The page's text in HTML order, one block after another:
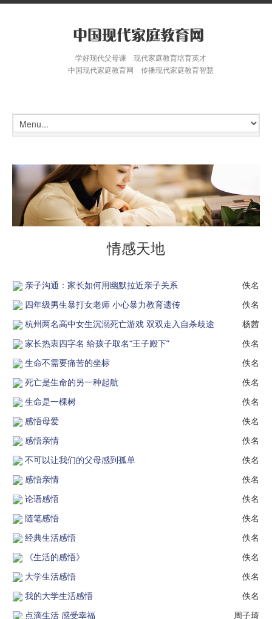
学好现代父母课 现代家庭教育培育英才
中国现代家庭教育网 传播现代家庭教育智慧
情感天地
亲子沟通：家长如何用幽默拉近亲子关系
佚名
四年级男生暴打女老师 小心暴力教育遗传
佚名
杭州两名高中女生沉溺死亡游戏 双双走入自杀歧途
杨茜
家长热衷四字名 给孩子取名“王子殿下”
佚名
生命不需要痛苦的坐标
佚名
死亡是生命的另一种起航
佚名
生命是一棵树
佚名
感悟母爱
佚名
感悟亲情
佚名
不可以让我们的父母感到孤单
佚名
感悟亲情
佚名
论语感悟
佚名
随笔感悟
佚名
经典生活感悟
佚名
《生活的感悟》
佚名
大学生活感悟
佚名
我的大学生活感悟
佚名
点滴生活 感受幸福
周子琦